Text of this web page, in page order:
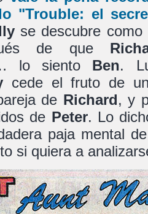
"Trouble: el
se descubre
de que
lo siento Ben.
cede el fruto de
de Richard, y
de Peter. Lo
paja mental
si quiera a